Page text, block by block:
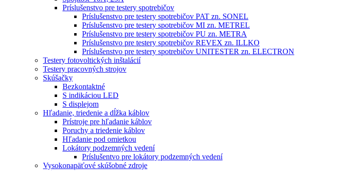
Príslušenstvo pre testery spotrebičov
Príslušenstvo pre testery spotrebičov PAT zn. SONEL
Príslušenstvo pre testery spotrebičov MI zn. METREL
Príslušenstvo pre testery spotrebičov PU zn. METRA
Príslušenstvo pre testery spotrebičov REVEX zn. ILLKO
Príslušenstvo pre testery spotrebičov UNITESTER zn. ELECTRON
Testery fotovoltických inštalácií
Testery pracovných strojov
Skúšačky
Bezkontaktné
S indikáciou LED
S displejom
Hľadanie, triedenie a dĺžka káblov
Prístroje pre hľadanie káblov
Poruchy a triedenie káblov
Hľadanie pod omietkou
Lokátory podzemných vedení
Príslušentvo pre lokátory podzemných vedení
Vysokonapäťové skúšobné zdroje